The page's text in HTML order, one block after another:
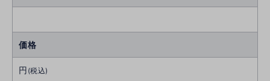
価格
円 (税込)